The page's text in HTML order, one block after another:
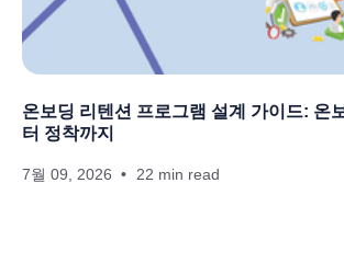
온보딩 리텐션 프로그램 설계 가이드: 온
터 정착까지
7월 09, 2026 22 min read